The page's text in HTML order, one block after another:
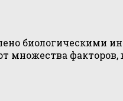
биологическими
множества